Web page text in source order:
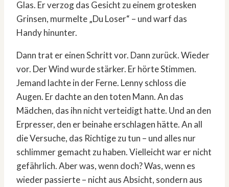
Glas. Er verzog das Gesicht zu einem grotesken
Grinsen, murmelte „Du Loser“ – und warf das
Handy hinunter.
Dann trat er einen Schritt vor. Dann zurück. Wieder
vor. Der Wind wurde stärker. Er hörte Stimmen.
Jemand lachte in der Ferne. Lenny schloss die
Augen. Er dachte an den toten Mann. An das
Mädchen, das ihn nicht verteidigt hatte. Und an den
Erpresser, den er beinahe erschlagen hätte. An all
die Versuche, das Richtige zu tun – und alles nur
schlimmer gemacht zu haben. Vielleicht war er nicht
gefährlich. Aber was, wenn doch? Was, wenn es
wieder passierte – nicht aus Absicht, sondern aus